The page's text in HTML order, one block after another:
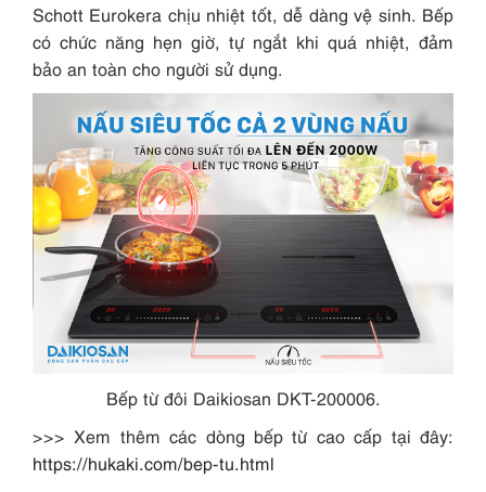
Schott Eurokera chịu nhiệt tốt, dễ dàng vệ sinh. Bếp
có chức năng hẹn giờ, tự ngắt khi quá nhiệt, đảm
bảo an toàn cho người sử dụng.
Bếp từ đôi Daikiosan DKT-200006.
>>> Xem thêm các dòng bếp từ cao cấp tại đây:
https://hukaki.com/bep-tu.html